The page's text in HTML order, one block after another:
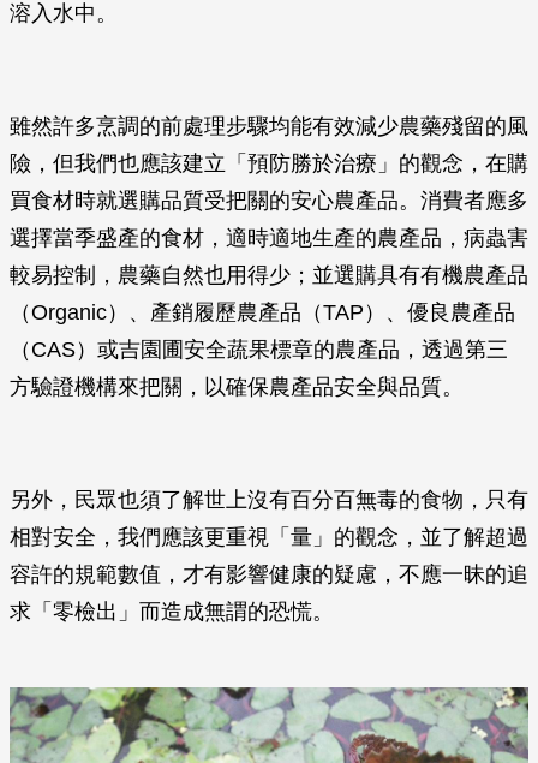
溶入水中。
雖然許多烹調的前處理步驟均能有效減少農藥殘留的風
險，但我們也應該建立「預防勝於治療」的觀念，在購
買食材時就選購品質受把關的安心農產品。消費者應多
選擇當季盛產的食材，適時適地生產的農產品，病蟲害
較易控制，農藥自然也用得少；並選購具有有機農產品
（Organic）、產銷履歷農產品（TAP）、優良農產品
（CAS）或吉園圃安全蔬果標章的農產品，透過第三
方驗證機構來把關，以確保農產品安全與品質。
另外，民眾也須了解世上沒有百分百無毒的食物，只有
相對安全，我們應該更重視「量」的觀念，並了解超過
容許的規範數值，才有影響健康的疑慮，不應一昧的追
求「零檢出」而造成無謂的恐慌。